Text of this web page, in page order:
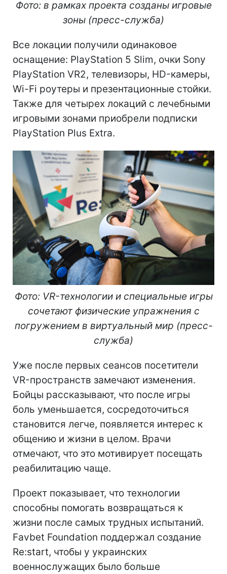
Фото: в рамках проекта созданы игровые
зоны (пресс-служба)
Все локации получили одинаковое
оснащение: PlayStation 5 Slim, очки Sony
PlayStation VR2, телевизоры, HD-камеры,
Wi-Fi роутеры и презентационные стойки.
Также для четырех локаций с лечебными
игровыми зонами приобрели подписки
PlayStation Plus Extra.
Фото: VR-технологии и специальные игры
сочетают физические упражнения с
погружением в виртуальный мир (пресс-
служба)
Уже после первых сеансов посетители
VR-пространств замечают изменения.
Бойцы рассказывают, что после игры
боль уменьшается, сосредоточиться
становится легче, появляется интерес к
общению и жизни в целом. Врачи
отмечают, что это мотивирует посещать
реабилитацию чаще.
Проект показывает, что технологии
способны помогать возвращаться к
жизни после самых трудных испытаний.
Favbet Foundation поддержал создание
Re:start, чтобы у украинских
военнослужащих было больше